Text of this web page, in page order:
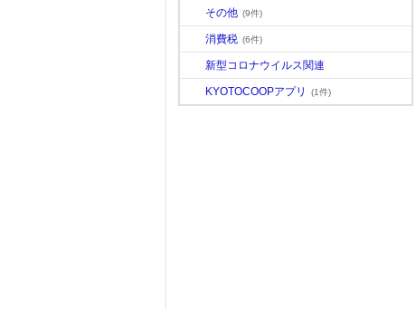
その他 (9件)
消費税 (6件)
新型コロナウイルス関連
KYOTOCOOPアプリ (1件)